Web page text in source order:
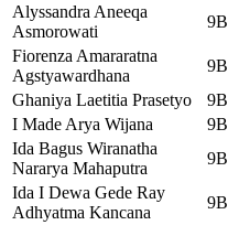
Alyssandra Aneeqa
Asmorowati
9B
Fiorenza Amararatna
Agstyawardhana
9B
Ghaniya Laetitia Prasetyo
9B
I Made Arya Wijana
9B
Ida Bagus Wiranatha
Nararya Mahaputra
9B
Ida I Dewa Gede Ray
Adhyatma Kancana
9B